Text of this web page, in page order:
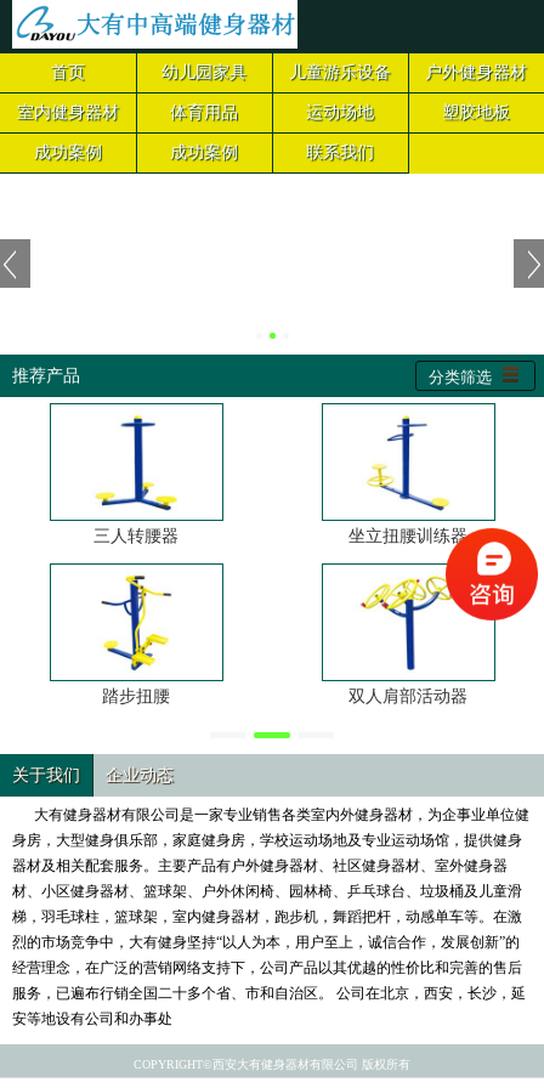
首页 幼儿园家具 儿童游乐设备 户外健身器材
室内健身器材 体育用品 运动场地 塑胶地板
成功案例 成功案例 联系我们
推荐产品 分类筛选
三人转腰器 坐立扭腰训练器
踏步扭腰 双人肩部活动器
关于我们 企业动态
大有健身器材有限公司是一家专业销售各类室内外健身器材，为企事业单位健
身房，大型健身俱乐部，家庭健身房，学校运动场地及专业运动场馆，提供健身
器材及相关配套服务。主要产品有户外健身器材、社区健身器材、室外健身器
材、小区健身器材、篮球架、户外休闲椅、园林椅、乒乓球台、垃圾桶及儿童滑
梯，羽毛球柱，篮球架，室内健身器材，跑步机，舞蹈把杆，动感单车等。在激
烈的市场竞争中，大有健身坚持“以人为本，用户至上，诚信合作，发展创新”的
经营理念，在广泛的营销网络支持下，公司产品以其优越的性价比和完善的售后
服务，已遍布行销全国二十多个省、市和自治区。 公司在北京，西安，长沙，延
安等地设有公司和办事处
COPYRIGHT©西安大有健身器材有限公司 版权所有